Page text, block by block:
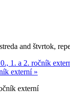
and štvrtok,
1. a 2. ročník
externí »
externí